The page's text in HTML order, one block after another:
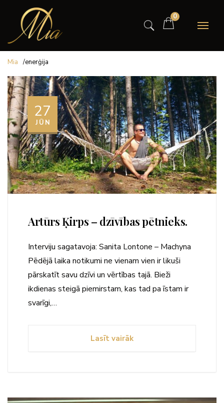
0
Mia /enerģija
27
JŪN
Artūrs Ķirps – dzīvības pētnieks.
Interviju sagatavoja: Sanita Lontone – Machyna
Pēdējā laika notikumi ne vienam vien ir likuši
pārskatīt savu dzīvi un vērtības tajā. Bieži
ikdienas steigā piemirstam, kas tad pa īstam ir
svarīgi,…
Lasīt vairāk